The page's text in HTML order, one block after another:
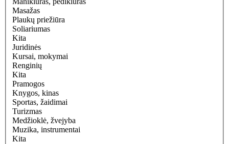
Masažas
Plaukų priežiūra
Soliariumas
Kita
Juridinės
Kursai, mokymai
Renginių
Kita
Pramogos
Knygos, kinas
Sportas, žaidimai
Turizmas
Medžioklė, žvejyba
Muzika, instrumentai
Kita